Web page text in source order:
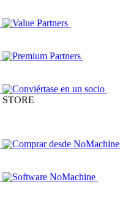
Value Partners
Premium Partners
Conviértase en un socio
STORE
Comprar desde NoMachine
Software NoMachine